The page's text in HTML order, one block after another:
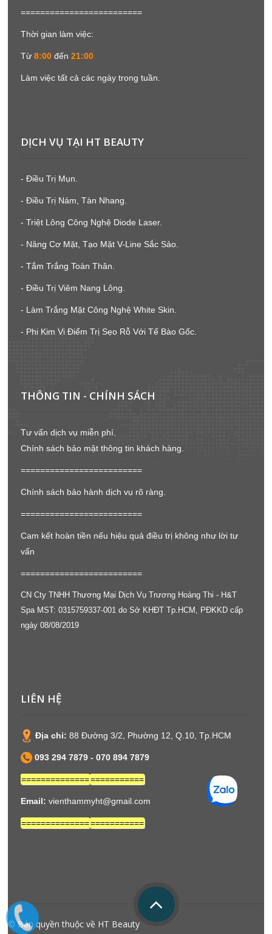
=========================
Thời gian làm việc:
Từ8:00 đến21:00
Làm việc tất cả các ngày trong tuần.
DỊCH VỤ TẠI HT BEAUTY
- Điều Trị Mụn.
- Điều Trị Nám, Tàn Nhang.
- Triệt Lông Công Nghệ Diode Laser.
- Nâng Cơ Mặt, Tạo Mặt V-Line Sắc Sảo.
- Tắm Trắng Toàn Thân.
- Điều Trị Viêm Nang Lông.
- Làm Trắng Mặt Công Nghệ White Skin.
- Phi Kim Vi Điểm Trị Sẹo Rỗ Với Tế Bào Gốc.
THÔNG TIN - CHÍNH SÁCH
Tư vấn dịch vụ miễn phí.
Chính sách bảo mật thông tin khách hàng.
=========================
Chính sách bảo hành dịch vụ rõ ràng.
=========================
Cam kết hoàn tiền nếu hiệu quả điều trị không như lời tư
vấn
=========================
CN Cty TNHH Thương Mại Dịch Vụ Trương Hoàng Thi - H&T
Spa MST: 0315759337-001 do Sở KHĐT Tp.HCM, PĐKKD cấp
ngày 08/08/2019
LIÊN HỆ
Địa chỉ:88 Đường 3/2, Phường 12, Q.10, Tp.HCM
093 294 7879 -070 894 7879
=========================
Email:vienthammyht@gmail.com
=========================
© Bản quyền thuộc về HT Beauty